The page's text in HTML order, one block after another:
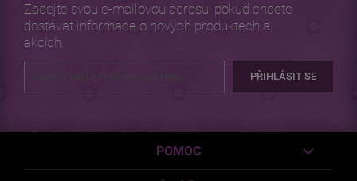
Zadejte svou e-mailovou adresu, pokud chcete
dostávat informace o nových produktech a
akcích.
PŘIHLÁSIT SE
POMOC